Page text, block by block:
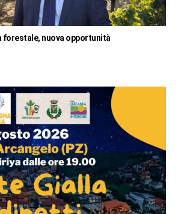
forestale, nuova opportunità